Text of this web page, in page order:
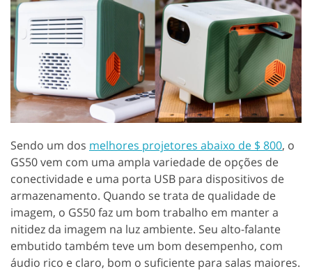
Sendo um dos melhores projetores abaixo de $ 800, o
GS50 vem com uma ampla variedade de opções de
conectividade e uma porta USB para dispositivos de
armazenamento. Quando se trata de qualidade de
imagem, o GS50 faz um bom trabalho em manter a
nitidez da imagem na luz ambiente. Seu alto-falante
embutido também teve um bom desempenho, com
áudio rico e claro, bom o suficiente para salas maiores.